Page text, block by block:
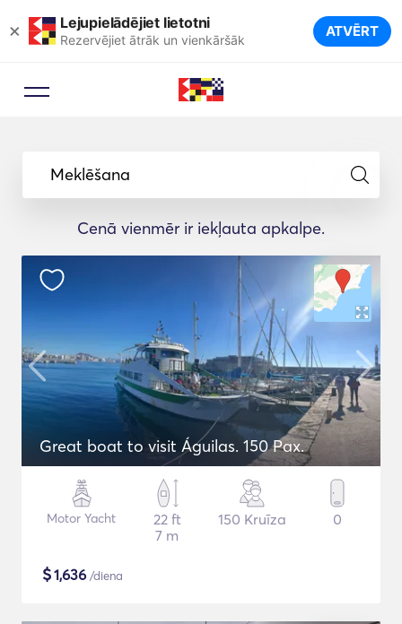
× Lejupielādējiet lietotni
Rezervējiet ātrāk un vienkāršāk ATVĒRT
Meklēšana
Cenā vienmēr ir iekļauta apkalpe.
Great boat to visit Águilas. 150 Pax.
Motor Yacht
22 ft
7 m
150 Kruīza 0
$1,636 /diena